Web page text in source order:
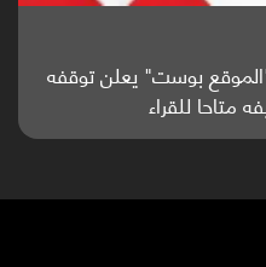
بوست" يعلن توقفه
متاحا للقراء